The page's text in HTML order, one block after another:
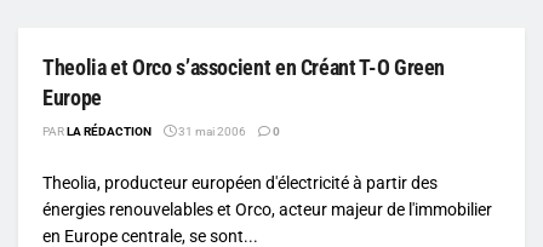
Theolia et Orco s’associent en Créant T-O Green
Europe
PARLA RÉDACTION 31 mai 2006 0
Theolia, producteur européen d'électricité à partir des
énergies renouvelables et Orco, acteur majeur de l'immobilier
en Europe centrale, se sont...